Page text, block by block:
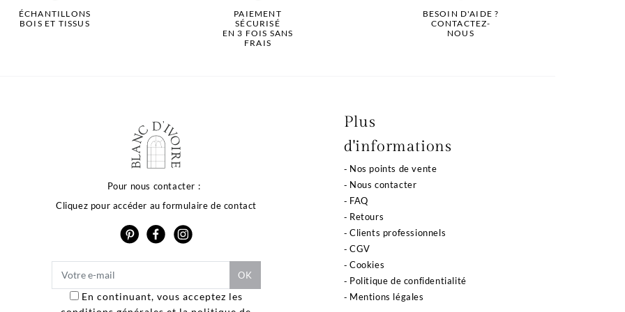
ÉCHANTILLONS
BOIS ET TISSUS
PAIEMENT
SÉCURISÉ
EN 3 FOIS SANS
FRAIS
BESOIN D'AIDE ?
CONTACTEZ-
NOUS
Pour nous contacter :
Cliquez pour accéder au formulaire de contact
En continuant, vous acceptez les
Plus
d'informations
Nos points de vente
Nous contacter
FAQ
Retours
Clients professionnels
CGV
Cookies
Politique de confidentialité
Mentions légales